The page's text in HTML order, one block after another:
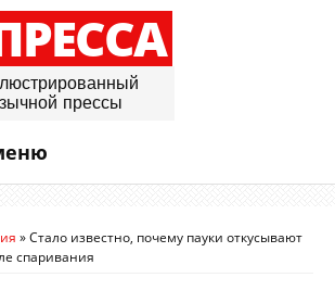
прессы
»Стало известно, почему пауки откусывают
спаривания